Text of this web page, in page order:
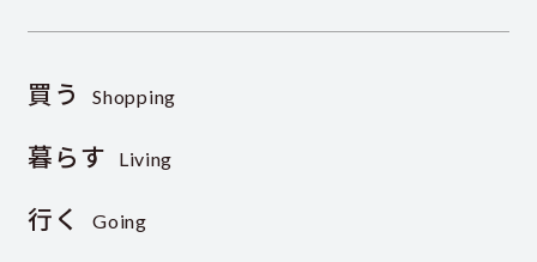
買う Shopping
暮らす Living
行く Going